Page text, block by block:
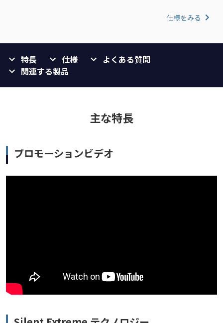
仕様をみる
特長 仕様
よくある質問
関連する製品
主な特長
プロモーションビデオ